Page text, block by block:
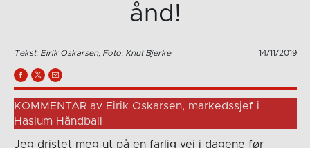
ånd!
Tekst: Eirik Oskarsen, Foto: Knut Bjerke 14/11/2019
KOMMENTAR av Eirik Oskarsen, markedssjef i
Haslum Håndball
Jeg dristet meg ut på en farlig vei i dagene før